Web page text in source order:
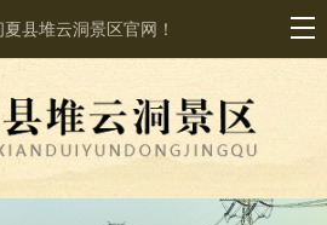
县堆云洞景区官网！